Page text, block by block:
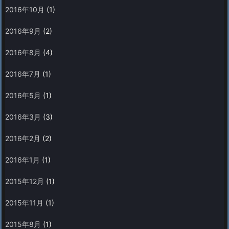
2016年10月 (1)
2016年9月 (2)
2016年8月 (4)
2016年7月 (1)
2016年5月 (1)
2016年3月 (3)
2016年2月 (2)
2016年1月 (1)
2015年12月 (1)
2015年11月 (1)
2015年8月 (1)